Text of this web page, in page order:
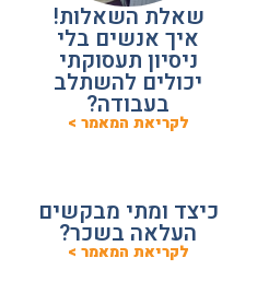
שאלת השאלות!
איך אנשים בלי
ניסיון תעסוקתי
יכולים להשתלב
בעבודה?
לקריאת המאמר >
כיצד ומתי מבקשים
העלאה בשכר?
לקריאת המאמר >